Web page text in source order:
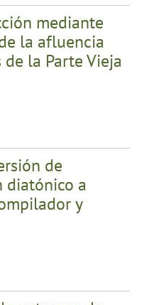
mediante
la afluencia
la Parte Vieja
de
diatónico a
y